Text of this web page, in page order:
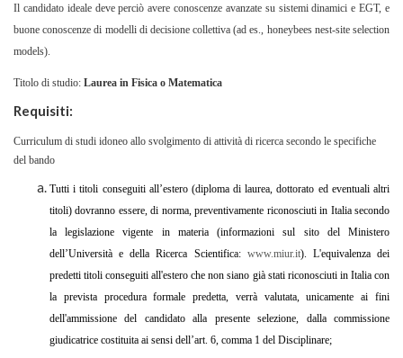
Il candidato ideale deve perciò avere conoscenze avanzate su sistemi dinamici e EGT, e
buone conoscenze di modelli di decisione collettiva (ad es., honeybees nest-site selection
models).
Titolo di studio: Laurea in Fisica o Matematica
Requisiti:
Curriculum di studi idoneo allo svolgimento di attività di ricerca secondo le specifiche
del bando
Tutti i titoli conseguiti all’estero (diploma di laurea, dottorato ed eventuali altri
titoli) dovranno essere, di norma, preventivamente riconosciuti in Italia secondo
la legislazione vigente in materia (informazioni sul sito del Ministero
dell’Università e della Ricerca Scientifica: www.miur.it). L'equivalenza dei
predetti titoli conseguiti all'estero che non siano già stati riconosciuti in Italia con
la prevista procedura formale predetta, verrà valutata, unicamente ai fini
dell'ammissione del candidato alla presente selezione, dalla commissione
giudicatrice costituita ai sensi dell’art. 6, comma 1 del Disciplinare;